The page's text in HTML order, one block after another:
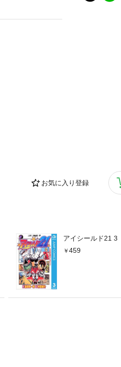
お気に入り登録
アイシールド21 3
459